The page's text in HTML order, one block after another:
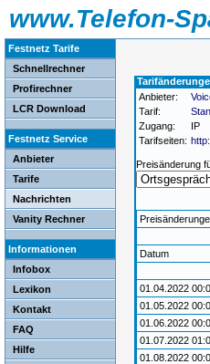
www.Telefon-
Festnetz Tarife
Schnellrechner
Profirechner
LCR Download
Festnetz Service
Anbieter
Tarife
Nachrichten
Vanity Rechner
Informationen
Infobox
Lexikon
Kontakt
FAQ
Hilfe
Anbieter:
Tarif:
Zugang:
IP
Tarifseiten:
Preisänderung
Datum
01.04.2022
01.05.2022
01.06.2022
01.07.2022
01.08.2022